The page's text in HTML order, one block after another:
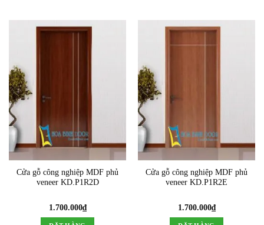
Cửa gỗ công nghiệp MDF phủ
veneer KD.P1R2D
1.700.000₫
Cửa gỗ công nghiệp MDF phủ
veneer KD.P1R2E
1.700.000₫